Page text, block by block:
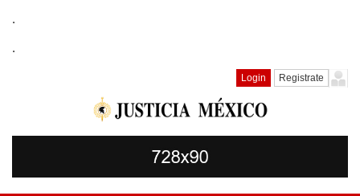
.
.
Login Registrate